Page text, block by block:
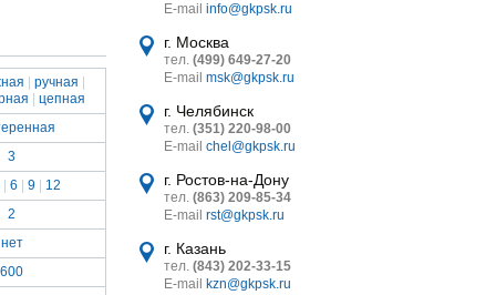
MINI
ручная
цепная
3
| 6 9
12
2
нет
600
E-mail info@gkpsk.ru
г. Москва
тел. (499) 649-27-20
E-mail msk@gkpsk.ru
г. Челябинск
тел. (351) 220-98-00
E-mail chel@gkpsk.ru
г. Ростов-на-Дону
тел. (863) 209-85-34
E-mail rst@gkpsk.ru
г. Казань
тел. (843) 202-33-15
E-mail
kzn@gkpsk.ru